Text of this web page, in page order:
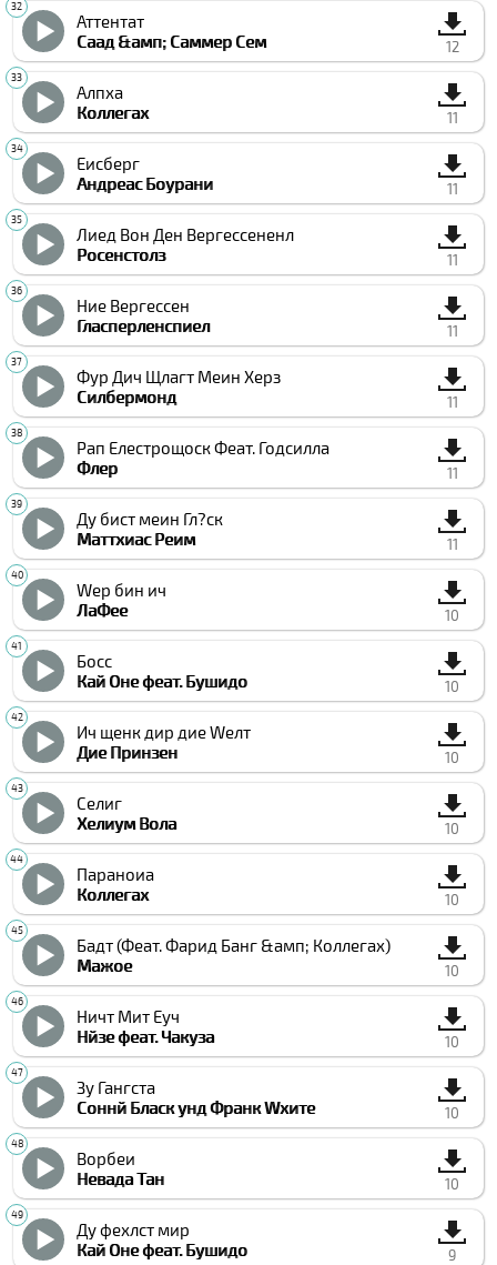
Аттентат
Саад &амп; Саммер Сем
12
Алпха
Коллегах
11
Еисберг
Андреас Боурани
11
Лиед Вон Ден Вергессененл
Росенстолз
11
Ние Вергессен
Гласперленспиел
11
Фур Дич Щлагт Меин Херз
Силбермонд
11
Рап Елеcтрощоcк Феат. Годсилла
Флер
11
Ду бист меин Гл?cк
Маттхиас Реим
11
Wер бин ич
ЛаФее
10
Босс
Кай Оне феат. Бушидо
10
Ич щенк дир дие Wелт
Дие Принзен
10
Селиг
Хелиум Вола
10
Параноиа
Коллегах
10
Бадт (Феат. Фарид Банг &амп; Коллегах)
Мажое
10
Ничт Мит Еуч
Нйзе феат. Чакуза
10
Зу Гангста
Соннй Блаcк унд Франк Wхите
10
Ворбеи
Невада Тан
10
Ду фехлст мир
Кай Оне феат. Бушидо
9